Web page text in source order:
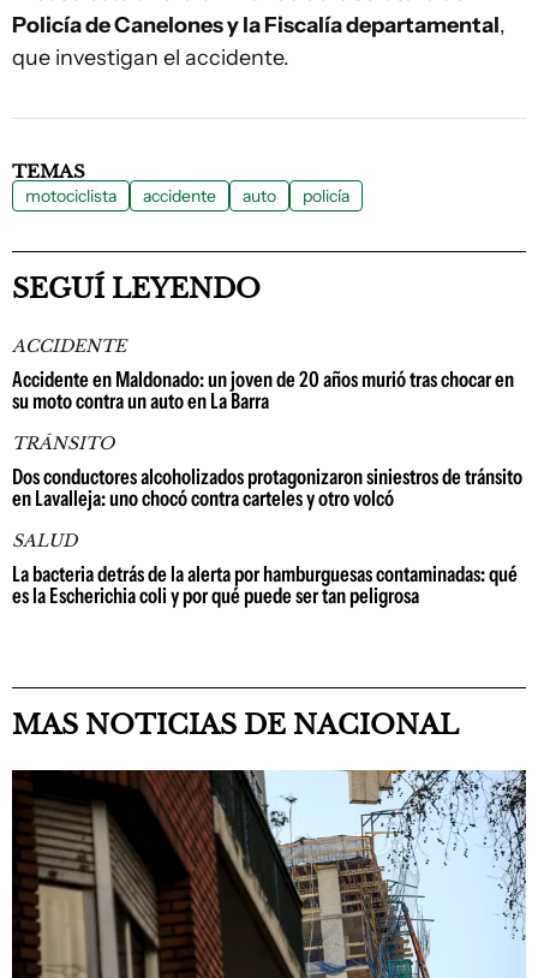
Policía de Canelones y la Fiscalía departamental,
que investigan el accidente.
TEMAS
motociclista accidente auto policía
SEGUÍ LEYENDO
ACCIDENTE
Accidente en Maldonado: un joven de 20 años murió tras chocar en
su moto contra un auto en La Barra
TRÁNSITO
Dos conductores alcoholizados protagonizaron siniestros de tránsito
en Lavalleja: uno chocó contra carteles y otro volcó
SALUD
La bacteria detrás de la alerta por hamburguesas contaminadas: qué
es la Escherichia coli y por qué puede ser tan peligrosa
MAS NOTICIAS DE NACIONAL